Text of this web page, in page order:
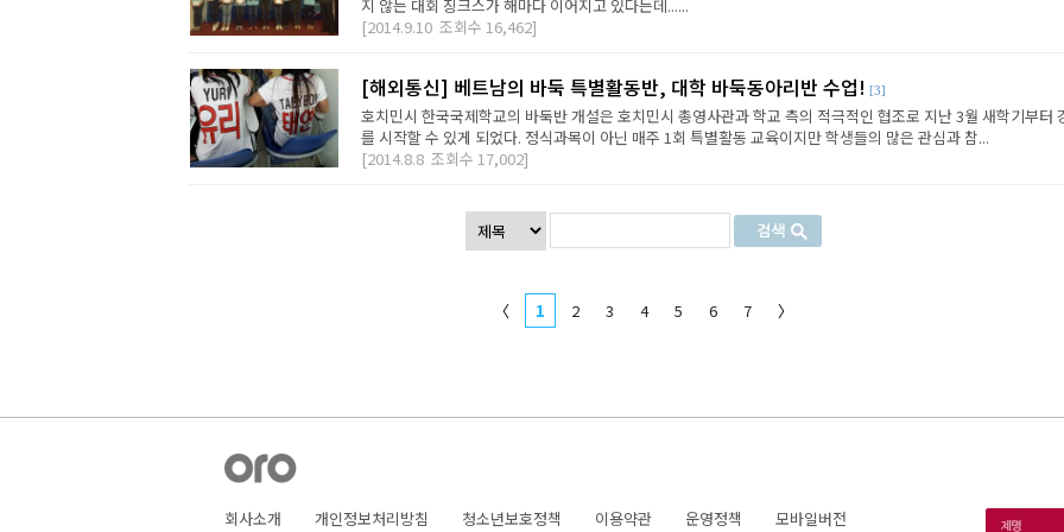
지 않는 대회 징크스가 해마다 이어지고 있다는데......
[2014.9.10 조회수 16,462]
[해외통신] 베트남의 바둑 특별활동반, 대학 바둑동아리반 수업! [3]
호치민시 한국국제학교의 바둑반 개설은 호치민시 총영사관과 학교 측의 적극적인 협조로 지난 3월 새학기부터
를 시작할 수 있게 되었다. 정식과목이 아닌 매주 1회 특별활동 교육이지만 학생들의 많은 관심과 참...
[2014.8.8 조회수 17,002]
〈 1 2 3 4 5 6 7 〉
회사소개 개인정보처리방침 청소년보호정책 이용약관 운영정책 모바일버전